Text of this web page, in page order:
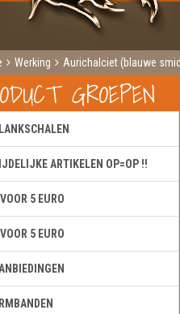
Werking Aurichalciet (blauwe
GROEPEN
ARTIKELEN OP=OP !!
5 EURO
5 EURO